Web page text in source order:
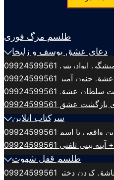
طلسم مرگ فوری
دعای عشق یوسف و زلیخا
09924599561
آمیز 09924599561
عشق 09924599561
عشق 09924599561
سرکتاب انلاین
با اسم 09924599561
بینی تلفنی 09924599561
طلسم قفل شهوت
دختر 09924599561